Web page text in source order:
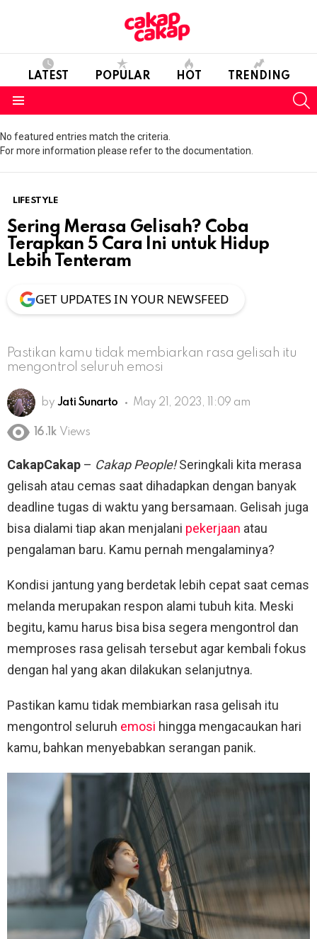
LATEST POPULAR HOT TRENDING
No featured entries match the criteria.
For more information please refer to the documentation.
LIFESTYLE
Sering Merasa Gelisah? Coba
Terapkan 5 Cara Ini untuk Hidup
Lebih Tenteram
GET UPDATES IN YOUR NEWSFEED
Pastikan kamu tidak membiarkan rasa gelisah itu
mengontrol seluruh emosi
by Jati Sunarto May 21, 2023, 11:09 am
16.1k Views
CakapCakap – Cakap People!Seringkali kita merasa
gelisah atau cemas saat dihadapkan dengan banyak
deadline tugas di waktu yang bersamaan. Gelisah juga
bisa dialami tiap akan menjalani pekerjaan atau
pengalaman baru. Kamu pernah mengalaminya?
Kondisi jantung yang berdetak lebih cepat saat cemas
melanda merupakan respon alami tubuh kita. Meski
begitu, kamu harus bisa bisa segera mengontrol dan
memproses rasa gelisah tersebut agar kembali fokus
dengan hal yang akan dilakukan selanjutnya.
Pastikan kamu tidak membiarkan rasa gelisah itu
mengontrol seluruh emosi hingga mengacaukan hari
kamu, bahkan menyebabkan serangan panik.